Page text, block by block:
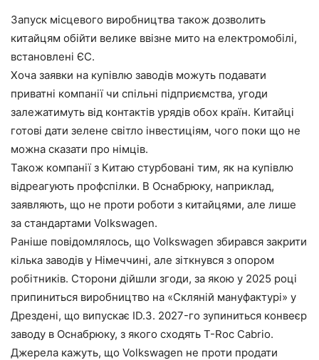
Запуск місцевого виробництва також дозволить
китайцям обійти велике ввізне мито на електромобілі,
встановлені ЄС.
Хоча заявки на купівлю заводів можуть подавати
приватні компанії чи спільні підприємства, угоди
залежатимуть від контактів урядів обох країн. Китайці
готові дати зелене світло інвестиціям, чого поки що не
можна сказати про німців.
Також компанії з Китаю стурбовані тим, як на купівлю
відреагують профспілки. В Оснабрюку, наприклад,
заявляють, що не проти роботи з китайцями, але лише
за стандартами Volkswagen.
Раніше повідомлялось, що Volkswagen збирався закрити
кілька заводів у Німеччині, але зіткнувся з опором
робітників. Сторони дійшли згоди, за якою у 2025 році
припиниться виробництво на «Скляній мануфактурі» у
Дрездені, що випускає ID.3. 2027-го зупиниться конвеєр
заводу в Оснабрюку, з якого сходять T-Roc Cabrio.
Джерела кажуть, що Volkswagen не проти продати